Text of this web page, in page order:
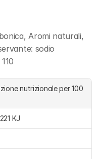
Aromi naturali,
sodio
nutrizionale per 100
KJ